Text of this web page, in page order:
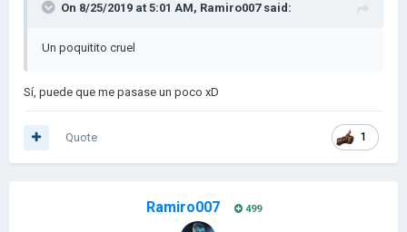
On 8/25/2019 at 5:01 AM, Ramiro007said:
Un poquitito cruel
Sí, puede que me pasase un poco xD
1
Quote
Ramiro007 499